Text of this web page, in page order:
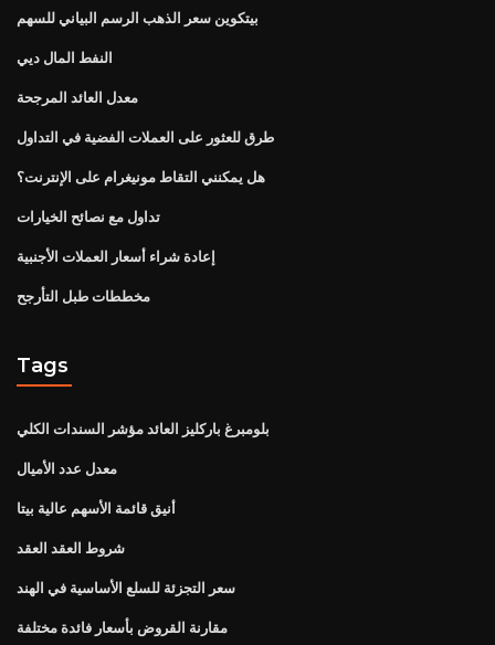
بيتكوين سعر الذهب الرسم البياني للسهم
النفط المال ديي
معدل العائد المرجحة
طرق للعثور على العملات الفضية في التداول
هل يمكنني التقاط مونيغرام على الإنترنت؟
تداول مع نصائح الخيارات
إعادة شراء أسعار العملات الأجنبية
مخططات طبل التأرجح
Tags
بلومبرغ باركليز العائد مؤشر السندات الكلي
معدل عدد الأميال
أنيق قائمة الأسهم عالية بيتا
شروط العقد العقد
سعر التجزئة للسلع الأساسية في الهند
مقارنة القروض بأسعار فائدة مختلفة